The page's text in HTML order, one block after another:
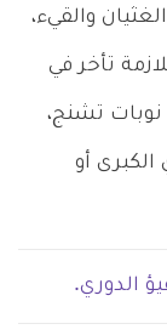
والقيء،
تأخر في
نوبات تشنج،
الكبرى أو
الدوري.